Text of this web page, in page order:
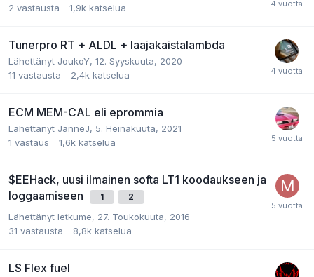
2 vastausta 1,9k katselua
Tunerpro RT + ALDL + laajakaistalambda
Lähettänyt JoukoY, 12. Syyskuuta, 2020
11 vastausta 2,4k katselua
ECM MEM-CAL eli eprommia
Lähettänyt JanneJ, 5. Heinäkuuta, 2021
1 vastaus 1,6k katselua
$EEHack, uusi ilmainen softa LT1 koodaukseen ja
loggaamiseen
1 2
Lähettänyt letkume, 27. Toukokuuta, 2016
31 vastausta 8,8k katselua
LS Flex fuel